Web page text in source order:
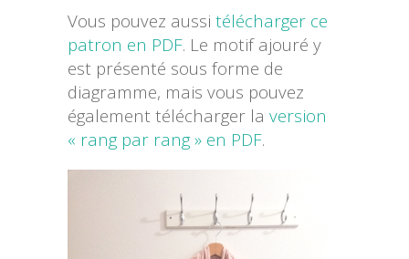
Vous pouvez aussi télécharger ce
patron en PDF. Le motif ajouré y
est présenté sous forme de
diagramme, mais vous pouvez
également télécharger la version
« rang par rang » en PDF.